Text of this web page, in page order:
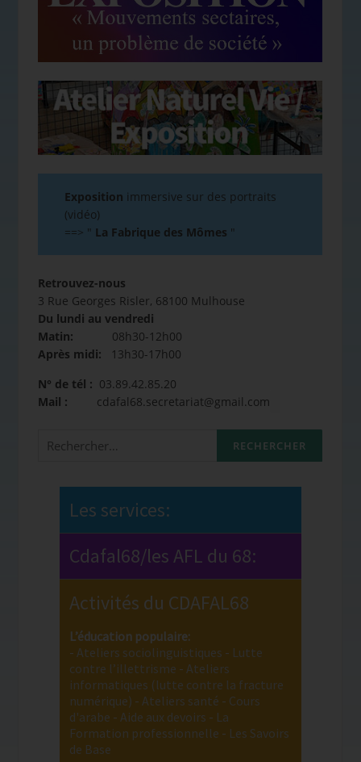
Exposition immersive sur des portraits
(vidéo)
==> " La Fabrique des Mômes "
Retrouvez-nous
3 Rue Georges Risler, 68100 Mulhouse
Du lundi au vendredi
Matin: 08h30-12h00
Après midi: 13h30-17h00
N° de tél : 03.89.42.85.20
Mail : cdafal68.secretariat@gmail.com